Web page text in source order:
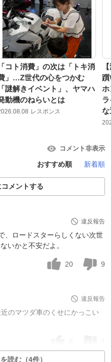
「コト消費」の次は「トキ消
」…Z世代の心をつかむ
「謎解きイベント」、ヤマハ
動機のねらいとは
レスポンス
躓
ホ
な
コメント非表示
おすすめ順 新着順
メントする
違反報告
、ロードスターらしくない次世
いかと不安だよ。
20 9
違反報告
のマツダ車のくせにかっこい
読む（4件）